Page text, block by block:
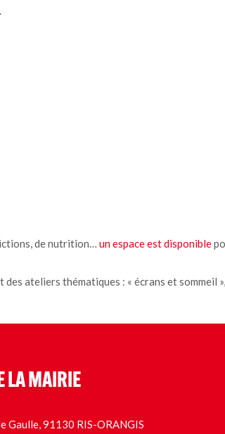
de nutrition… un espace est disponible
ateliers thématiques : « écrans et sommeil
LA MAIRIE
Gaulle, 91130 RIS-ORANGIS